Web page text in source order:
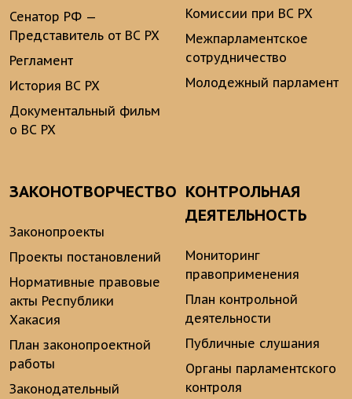
Сенатор РФ —
Представитель от ВС РХ
Регламент
История ВС РХ
Документальный фильм
о ВС РХ
Комиссии при ВС РХ
Межпарламентское
сотрудничество
Молодежный парламент
ЗАКОНОТВОРЧЕСТВО
Законопроекты
Проекты постановлений
Нормативные правовые
акты Республики
Хакасия
План законопроектной
работы
Законодательный
КОНТРОЛЬНАЯ
ДЕЯТЕЛЬНОСТЬ
Мониторинг
правоприменения
План контрольной
деятельности
Публичные слушания
Органы парламентского
контроля